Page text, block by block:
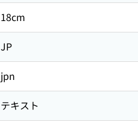
18cm
JP
jpn
テキスト